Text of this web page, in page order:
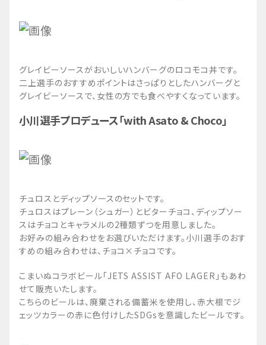
グレイビーソースがおいしいハンバーグのロコモコ丼です。
二上選手のおすすめポイントはさっぱりとしたハンバーグと
グレイビーソースで、女性の方でも食べやすくなっています。
小川選手プロデュース「with Asato & Choco」
チュロスとディップソースのセットです。
チュロスはプレーン（シュガー）とビターチョコ、ディップソー
スはチョコとキャラメルの2種類ずつを用意しました。
お好みの組み合わせをお選びいただけます。小川選手のおす
すめの組み合わせは、チョコ×チョコです。
こまいぬコラボビール「JETS ASSIST AFO LAGER」もあわ
せて販売いたします。
こちらのビールは、廃棄される備蓄米を使用し、赤大根でジ
ェッツカラーの赤に色付けしたSDGsを意識したビールです。